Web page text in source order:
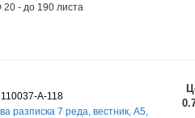
20 - до 190 листа
А-118
разписка 7 реда, вестник, А5,